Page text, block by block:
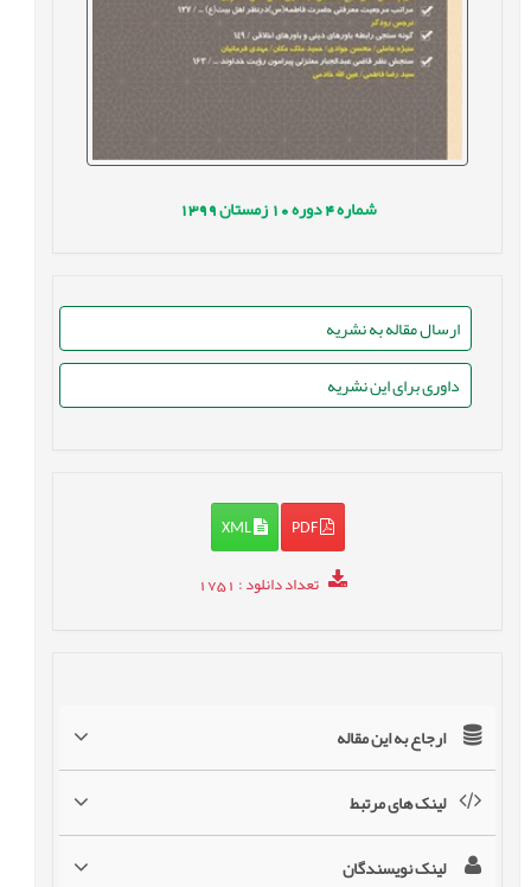
شماره4 دوره10 زمستان1399
ارسال مقاله به نشریه
داوری برای این نشریه
PDF
XML
تعداد دانلود: 1751
ارجاع به این مقاله
لینک های مرتبط
لینک نویسندگان